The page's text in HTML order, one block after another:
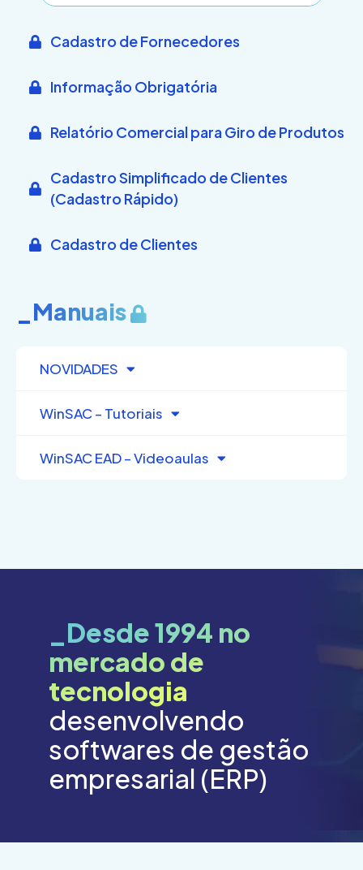
Cadastro de Fornecedores
Informação Obrigatória
Relatório Comercial para Giro de Produtos
Cadastro Simplificado de Clientes
(Cadastro Rápido)
Cadastro de Clientes
_Manuais
NOVIDADES
WinSAC – Tutoriais
WinSAC EAD – Videoaulas
_Desde 1994 no
mercado de
tecnologia
desenvolvendo
softwares de gestão
empresarial (ERP)